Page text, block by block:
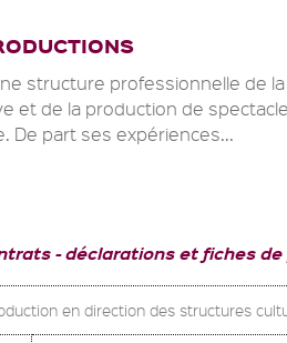
structure professionnelle de
et de la production de
De part ses expériences...
déclarations et fiches de
en direction des structures